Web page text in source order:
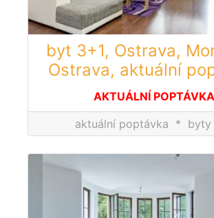
byt 3+1, Ostrava,
Ostrava, aktuální
AKTUÁLNÍ POPTÁVKA
aktuální poptávka * byty